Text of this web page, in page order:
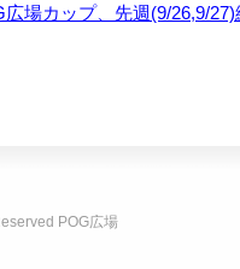
広場カップ、先週(9/26,9/
POG広場